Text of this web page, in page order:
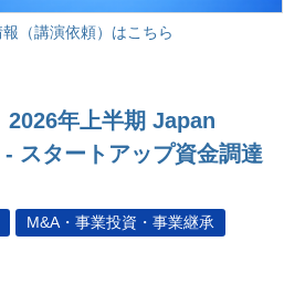
（講演依頼）はこちら
2026年上半期 Japan
スタートアップ資金調達
M&A・事業投資・事業継承